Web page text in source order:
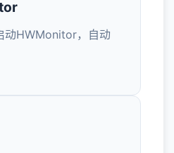
动HWMonitor，自动